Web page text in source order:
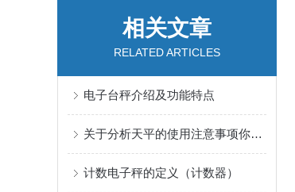
相关文章
RELATED ARTICLES
电子台秤介绍及功能特点
关于分析天平的使用注意事项你知道么
计数电子秤的定义（计数器）